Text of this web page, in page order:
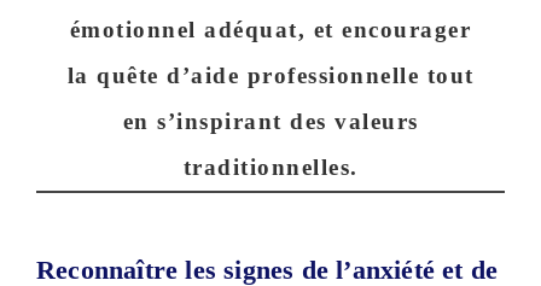
émotionnel adéquat, et encourager
la quête d’aide professionnelle tout
en s’inspirant des valeurs
traditionnelles.
Reconnaître les signes de l’anxiété et de